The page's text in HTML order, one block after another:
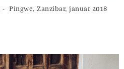
Pingwe, Zanzibar, januar 2018